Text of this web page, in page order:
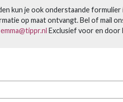
kun je ook onderstaande formulier
op maat ontvangt. Bel of mail
emma@tippr.nl Exclusief voor en door